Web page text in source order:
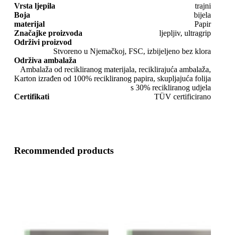
Vrsta ljepila
trajni
Boja
bijela
materijal
Papir
Značajke proizvoda
ljepljiv, ultragrip
Održivi proizvod
Stvoreno u Njemačkoj, FSC, izbijeljeno bez klora
Održiva ambalaža
Ambalaža od recikliranog materijala, reciklirajuća ambalaža,
Karton izrađen od 100% recikliranog papira, skupljajuća folija
s 30% recikliranog udjela
Certifikati
TÜV certificirano
Recommended products